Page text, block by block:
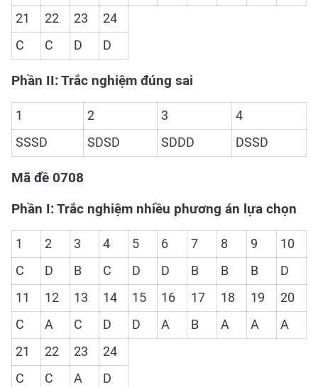
21
22 23
24
C
C D D
Phần II: Trắc nghiệm đúng sai
1 2 3
4
SSSD
SDSD SDDD DSSD
Mã đề 0708
Phần I: Trắc nghiệm nhiều phương án lựa chọn
1 2 3 4 5 6 7 8 9
10
C
D B C D D B B B
D
11
12 13 14 15 16 17 18 19
20
C
A C D D A B A A
A
21
22 23
24
C
C A D